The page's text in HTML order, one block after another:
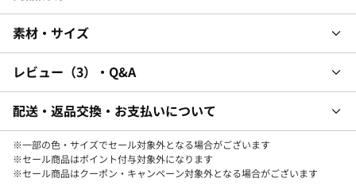
素材・サイズ
レビュー 3 ・Q&A
配送・返品交換・お支払いについて
※一部の色・サイズでセール対象外となる場合がございます
※セール商品はポイント付与対象外になります
※セール商品はクーポン・キャンペーン対象外となる場合がございます